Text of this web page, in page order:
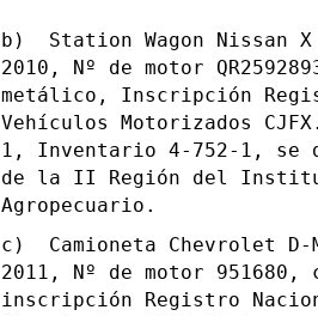
b) Station Wagon Nissan
2010, Nº de motor
metálico, Inscripción
Vehículos Motorizados
1, Inventario 4-752-1, se
de la II Región del
Agropecuario.
c) Camioneta Chevrolet D-
2011, Nº de motor
inscripción Registro